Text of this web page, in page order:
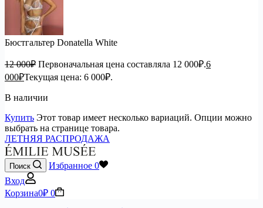
Бюстгальтер Donatella White
12 000₽ Первоначальная цена составляла 12 000₽.6
000₽Текущая цена: 6 000₽.
В наличии
Купить Этот товар имеет несколько вариаций. Опции можно
выбрать на странице товара.
ЛЕТНЯЯ РАСПРОДАЖА
Поиск Избранное 0
Вход
Корзина0₽ 0